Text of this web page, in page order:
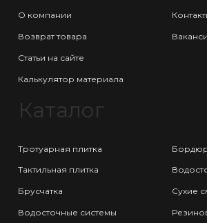
О компании
Возврат товара
Статьи на сайте
Калькулятор материала
Каталог
Тротуарная плитка
Тактильная плитка
Брусчатка
Водосточные системы
Сухие